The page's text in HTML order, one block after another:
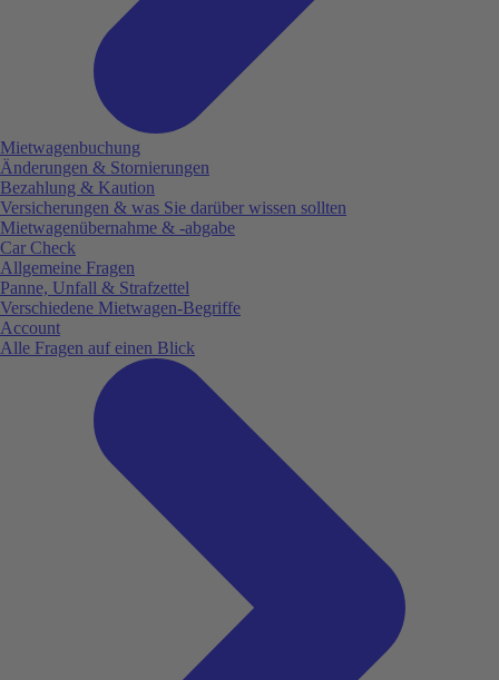
Mietwagenbuchung
Änderungen & Stornierungen
Bezahlung & Kaution
Versicherungen & was Sie darüber wissen sollten
Mietwagenübernahme & -abgabe
Car Check
Allgemeine Fragen
Panne, Unfall & Strafzettel
Verschiedene Mietwagen-Begriffe
Account
Alle Fragen auf einen Blick